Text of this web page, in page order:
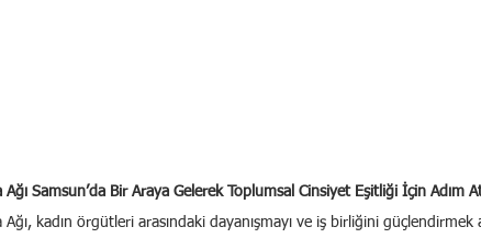
Ağı Samsun’da Bir Araya Gelerek Toplumsal Cinsiyet Eşitliği İçin Adım
Ağı, kadın örgütleri arasındaki dayanışmayı ve iş birliğini güçlendirmek